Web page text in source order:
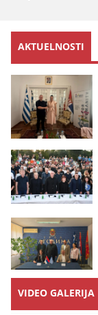
AKTUELNOSTI
VIDEO GALERIJA